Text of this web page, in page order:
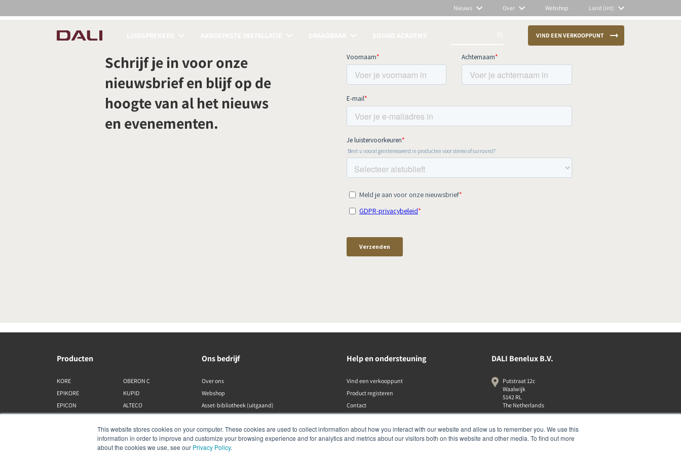
This website stores cookies on your computer. These cookies are used to collect information about how you interact with our website and allow us to remember you. We use this
information in order to improve and customize your browsing experience and for analytics and metrics about our visitors both on this website and other media. To find out more
about the cookies we use, see our Privacy Policy.
Nieuws Over Webshop Land (Int)
VIND EEN VERKOOPPUNT
PRODUCTEN VERGELIJKEN
Schrijf je in voor onze
nieuwsbrief en blijf op de
hoogte van al het nieuws
en evenementen.
Producten
KORE
EPIKORE
EPICON
OBERON C
KUPID
ALTECO
KATCH
IO
Ons bedrijf
Over ons
Webshop
Asset-bibliotheek (uitgaand)
Help en ondersteuning
Vind een verkooppunt
Product registeren
Contact
DALI Benelux B.V.
Putstraat 12c
Waalwijk
5142 RL
The Netherlands
info@dalibenelux.com